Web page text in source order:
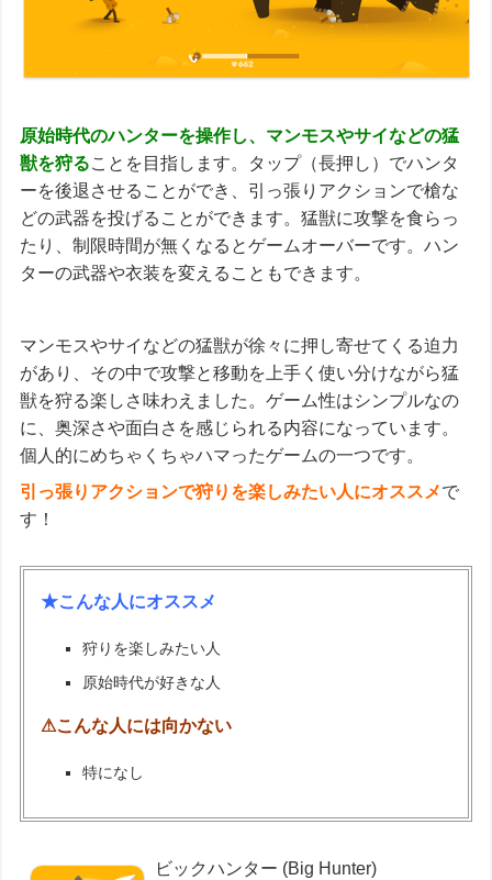
原始時代のハンターを操作し、マンモスやサイなどの猛
獣を狩ることを目指します。タップ（長押し）でハンタ
ーを後退させることができ、引っ張りアクションで槍な
どの武器を投げることができます。猛獣に攻撃を食らっ
たり、制限時間が無くなるとゲームオーバーです。ハン
ターの武器や衣装を変えることもできます。
マンモスやサイなどの猛獣が徐々に押し寄せてくる迫力
があり、その中で攻撃と移動を上手く使い分けながら猛
獣を狩る楽しさ味わえました。ゲーム性はシンプルなの
に、奥深さや面白さを感じられる内容になっています。
個人的にめちゃくちゃハマったゲームの一つです。
引っ張りアクションで狩りを楽しみたい人にオススメで
す！
★こんな人にオススメ
狩りを楽しみたい人
原始時代が好きな人
⚠こんな人には向かない
特になし
ビックハンター (Big Hunter)